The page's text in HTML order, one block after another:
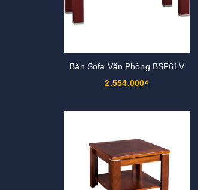
Bàn Sofa Văn Phòng BSF61V
2.554.000₫